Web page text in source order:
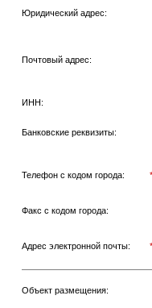
Юридический адрес:
Почтовый адрес:
ИНН:
Банковские реквизиты:
Телефон с кодом города: *
Факс с кодом города:
Адрес электронной почты: *
Объект размещения: